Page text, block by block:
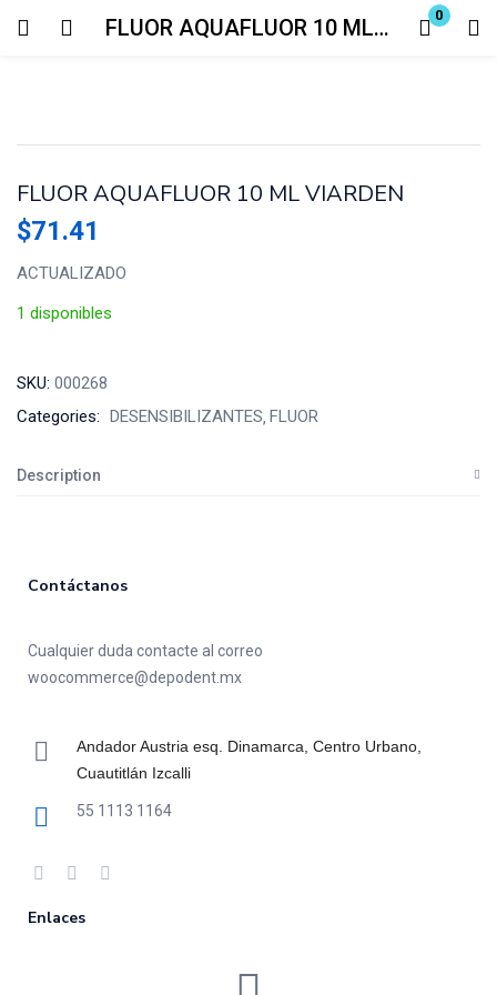
FLUOR AQUAFLUOR 10 ML VIARDEN 0
Login
FLUOR AQUAFLUOR 10 ML VIARDEN
$71.41
ACTUALIZADO
1 disponibles
SKU: 000268
Categories: DESENSIBILIZANTES FLUOR
Description
Contáctanos
Cualquier duda contacte al correo
woocommerce@depodent.mx
Andador Austria esq. Dinamarca, Centro Urbano,
Cuautitlán Izcalli
55 1113 1164
Enlaces